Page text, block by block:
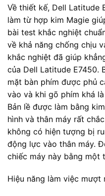
Về thiết kế, Dell Latitude
làm từ hợp kim Magie
bài test khắc nghiệt
về khả năng chống chịu
khắc nghiệt đã giúp
của Dell Latitude E7450.
mặt bàn phím được phủ
vào và khi gõ phím khá
Bản lề được làm bằng
hình và thân máy rất
không có hiện tượng bị
động lực vào thân máy.
chiếc máy này bằng một
Hiệu năng làm việc mượt